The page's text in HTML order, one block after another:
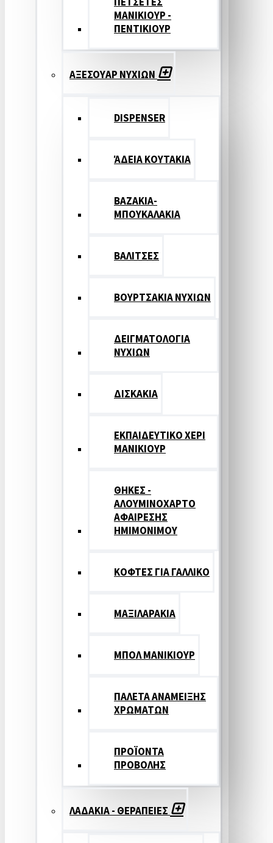
ΜΑΝΙΚΙΟΥΡ -
ΠΕΝΤΙΚΙΟΥΡ
ΑΞΕΣΟΥΑΡ ΝΥΧΙΩΝ
DISPENSER
ΆΔΕΙΑ ΚΟΥΤΑΚΙΑ
ΒΑΖΑΚΙΑ-
ΜΠΟΥΚΑΛΑΚΙΑ
ΒΑΛΙΤΣΕΣ
ΒΟΥΡΤΣΑΚΙΑ ΝΥΧΙΩΝ
ΔΕΙΓΜΑΤΟΛΟΓΙΑ
ΝΥΧΙΩΝ
ΔΙΣΚΑΚΙΑ
ΕΚΠΑΙΔΕΥΤΙΚΟ ΧΕΡΙ
ΜΑΝΙΚΙΟΥΡ
ΘΗΚΕΣ -
ΑΛΟΥΜΙΝΟΧΑΡΤΟ
ΑΦΑΙΡΕΣΗΣ
ΗΜΙΜΟΝΙΜΟΥ
ΚΟΦΤΕΣ ΓΙΑ ΓΑΛΛΙΚΟ
ΜΑΞΙΛΑΡΑΚΙΑ
ΜΠΟΛ ΜΑΝΙΚΙΟΥΡ
ΠΑΛΕΤΑ ΑΝΑΜΕΙΞΗΣ
ΧΡΩΜΑΤΩΝ
ΠΡΟΪΟΝΤΑ
ΠΡΟΒΟΛΗΣ
ΛΑΔΑΚΙΑ - ΘΕΡΑΠΕΙΕΣ